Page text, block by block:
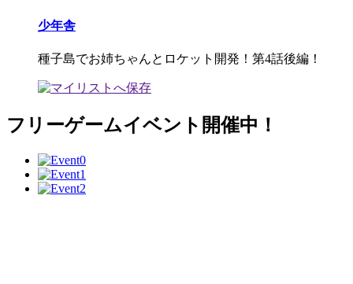
少年舎
種子島でお姉ちゃんとロケット開発！第4話後編！
フリーゲームイベント開催中！